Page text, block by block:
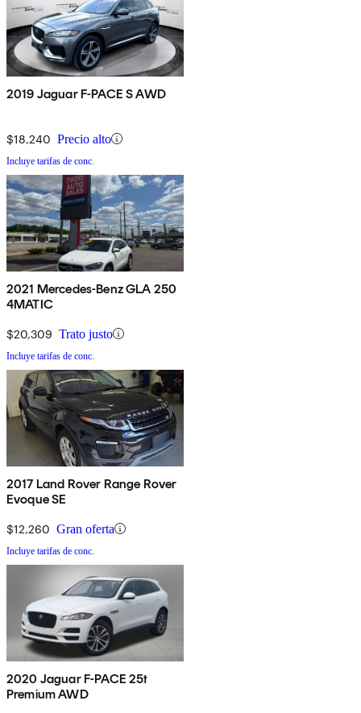
2019 Jaguar F-PACE S AWD
$18,240 Precio alto
Incluye tarifas de conc.
2021 Mercedes-Benz GLA 250
4MATIC
$20,309 Trato justo
Incluye tarifas de conc.
2017 Land Rover Range Rover
Evoque SE
$12,260 Gran oferta
Incluye tarifas de conc.
2020 Jaguar F-PACE 25t
Premium AWD